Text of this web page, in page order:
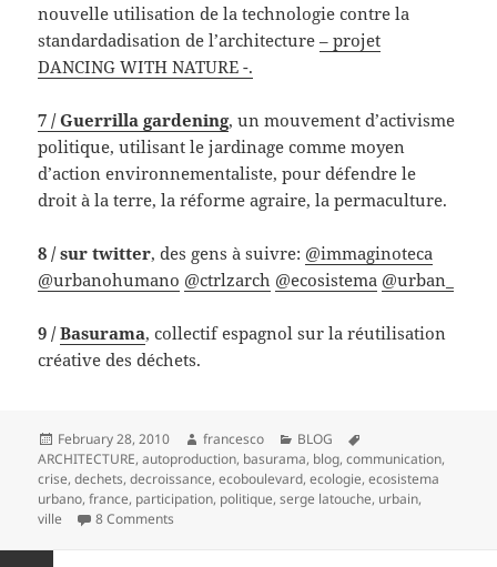
nouvelle utilisation de la technologie contre la
standardadisation de l’architecture– projet
DANCING WITH NATURE -.
7 / Guerrilla gardening, un mouvement d’activisme
politique, utilisant le jardinage comme moyen
d’action environnementaliste, pour défendre le
droit à la terre, la réforme agraire, la permaculture.
8 / sur twitter, des gens à suivre: @immaginoteca
@urbanohumano @ctrlzarch @ecosistema @urban_
9 /Basurama, collectif espagnol sur la réutilisation
créative des déchets.
Posted
on
February 28, 2010 Author
francesco Categories
BLOG
ARCHITECTURE,autoproduction, basurama, blog,communication,
crise,dechets,decroissance,ecoboulevard,ecologie,ecosistema
urbano,france, participation, politique,serge latouche, urbain,
ville
8 Comments